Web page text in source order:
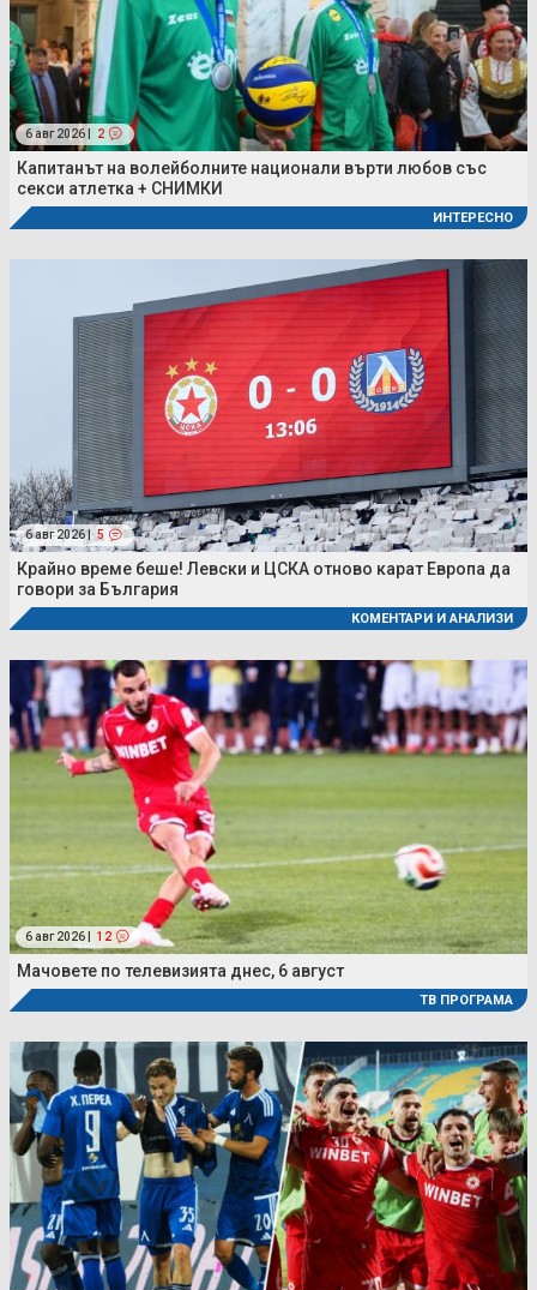
6 авг 2026 | 2
Капитанът на волейболните национали върти любов със
секси атлетка + СНИМКИ
ИНТЕРЕСНО
6 авг 2026 | 5
Крайно време беше! Левски и ЦСКА отново карат Европа да
говори за България
КОМЕНТАРИ И АНАЛИЗИ
6 авг 2026 | 12
Мачовете по телевизията днес, 6 август
ТВ ПРОГРАМА